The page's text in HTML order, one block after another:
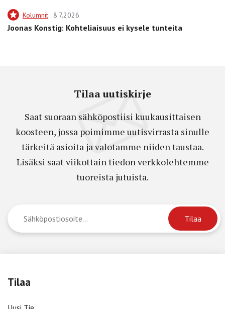
Kolumnit 8.7.2026
Joonas Konstig: Kohteliaisuus ei kysele tunteita
Tilaa uutiskirje
Saat suoraan sähköpostiisi kuukausittaisen
koosteen, jossa poimimme uutisvirrasta sinulle
tärkeitä asioita ja valotamme niiden taustaa.
Lisäksi saat viikottain tiedon verkkolehtemme
tuoreista jutuista.
Tilaa